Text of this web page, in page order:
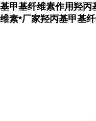
基甲基纤维素作用羟丙
维素*厂家羟丙基甲基